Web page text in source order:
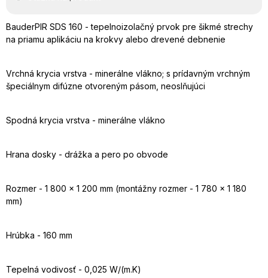
BauderPIR SDS 160 - tepelnoizolačný prvok pre šikmé strechy
na priamu aplikáciu na krokvy alebo drevené debnenie
Vrchná krycia vrstva - minerálne vlákno; s prídavným vrchným
špeciálnym difúzne otvoreným pásom, neoslňujúci
Spodná krycia vrstva - minerálne vlákno
Hrana dosky - drážka a pero po obvode
Rozmer - 1 800 x 1 200 mm (montážny rozmer - 1 780 x 1 180
mm)
Hrúbka - 160 mm
Tepelná vodivosť - 0,025 W/(m.K)